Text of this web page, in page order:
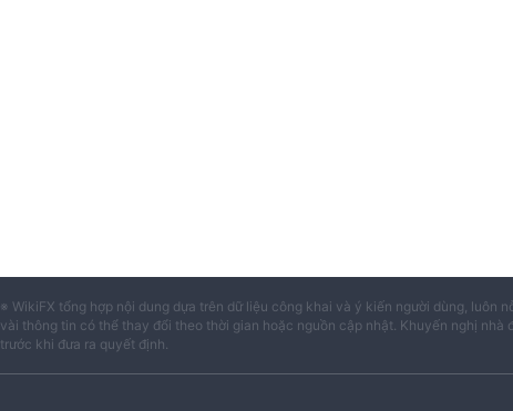
※ WikiFX tổng hợp nội dung dựa trên dữ liệu công khai và ý kiến người dùng, luôn
vài thông tin có thể thay đổi theo thời gian hoặc nguồn cập nhật. Khuyến nghị
trước khi đưa ra quyết định.